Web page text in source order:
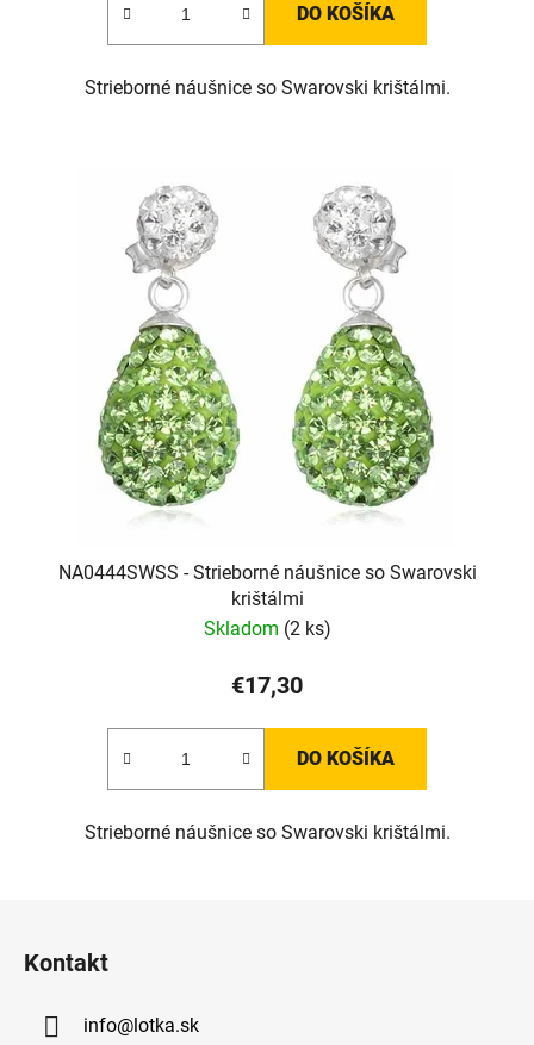
DO KOŠÍKA
Strieborné náušnice so Swarovski krištálmi.
NA0444SWSS - Strieborné náušnice so Swarovski
krištálmi
Skladom (2 ks)
€17,30
DO KOŠÍKA
Strieborné náušnice so Swarovski krištálmi.
Kontakt
info@lotka.sk